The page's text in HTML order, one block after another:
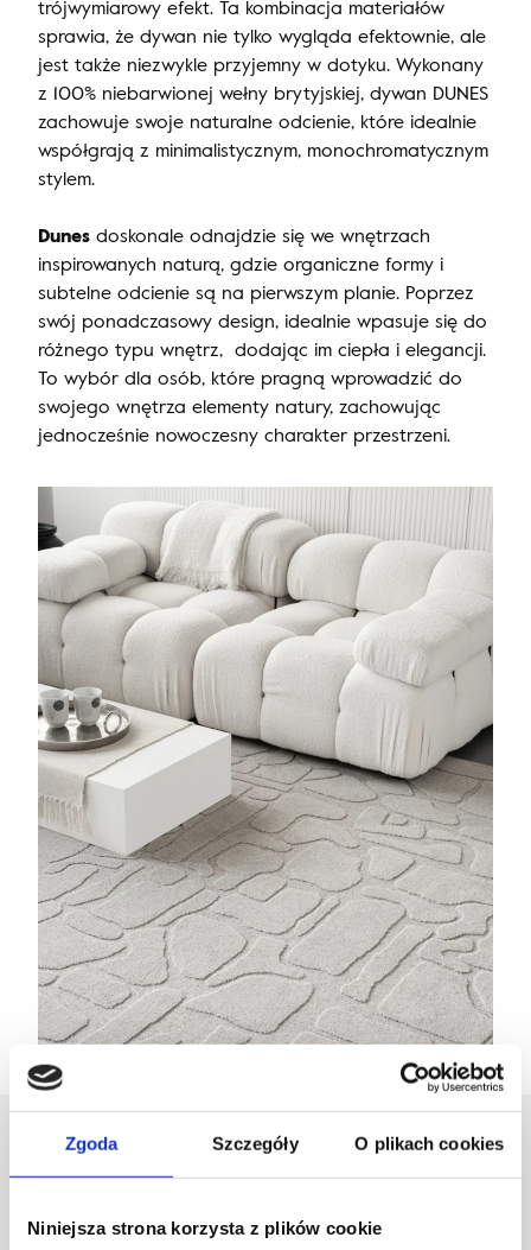
Zgoda Szczegóły O plikach cookies
Niniejsza strona korzysta z plików cookie
trójwymiarowy efekt. Ta kombinacja materiałów
sprawia, że dywan nie tylko wygląda efektownie, ale
jest także niezwykle przyjemny w dotyku. Wykonany
z 100% niebarwionej wełny brytyjskiej, dywan DUNES
zachowuje swoje naturalne odcienie, które idealnie
współgrają z minimalistycznym, monochromatycznym
stylem.
Dunes doskonale odnajdzie się we wnętrzach
inspirowanych naturą, gdzie organiczne formy i
subtelne odcienie są na pierwszym planie. Poprzez
swój ponadczasowy design, idealnie wpasuje się do
różnego typu wnętrz, dodając im ciepła i elegancji.
To wybór dla osób, które pragną wprowadzić do
swojego wnętrza elementy natury, zachowując
jednocześnie nowoczesny charakter przestrzeni.
Projektant
Ladnini